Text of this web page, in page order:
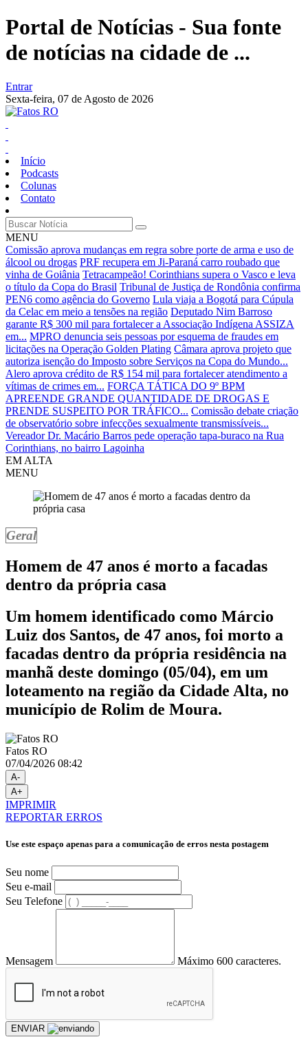
Portal de Notícias - Sua fonte
de notícias na cidade de ...
Entrar
Sexta-feira, 07 de Agosto de 2026
Início
Podcasts
Colunas
Contato
MENU
Comissão aprova mudanças em regra sobre porte de arma e uso de
álcool ou drogas PRF recupera em Ji-Paraná carro roubado que
vinha de Goiânia Tetracampeão! Corinthians supera o Vasco e leva
o título da Copa do Brasil Tribunal de Justiça de Rondônia confirma
PEN6 como agência do Governo Lula viaja a Bogotá para Cúpula
da Celac em meio a tensões na região Deputado Nim Barroso
garante R$ 300 mil para fortalecer a Associação Indígena ASSIZA
em... MPRO denuncia seis pessoas por esquema de fraudes em
licitações na Operação Golden Plating Câmara aprova projeto que
autoriza isenção do Imposto sobre Serviços na Copa do Mundo...
Alero aprova crédito de R$ 154 mil para fortalecer atendimento a
vítimas de crimes em... FORÇA TÁTICA DO 9º BPM
APREENDE GRANDE QUANTIDADE DE DROGAS E
PRENDE SUSPEITO POR TRÁFICO... Comissão debate criação
de observatório sobre infecções sexualmente transmissíveis...
Vereador Dr. Macário Barros pede operação tapa-buraco na Rua
Corinthians, no bairro Lagoinha
EM ALTA
MENU
Geral
Homem de 47 anos é morto a facadas
dentro da própria casa
Um homem identificado como Márcio
Luiz dos Santos, de 47 anos, foi morto a
facadas dentro da própria residência na
manhã deste domingo (05/04), em um
loteamento na região da Cidade Alta, no
município de Rolim de Moura.
Fatos RO
07/04/2026 08:42
A-
A+
IMPRIMIR
REPORTAR ERROS
Use este espaço apenas para a comunicação de erros nesta postagem
Seu nome
Seu e-mail
Seu Telefone
Mensagem Máximo 600 caracteres.
ENVIAR